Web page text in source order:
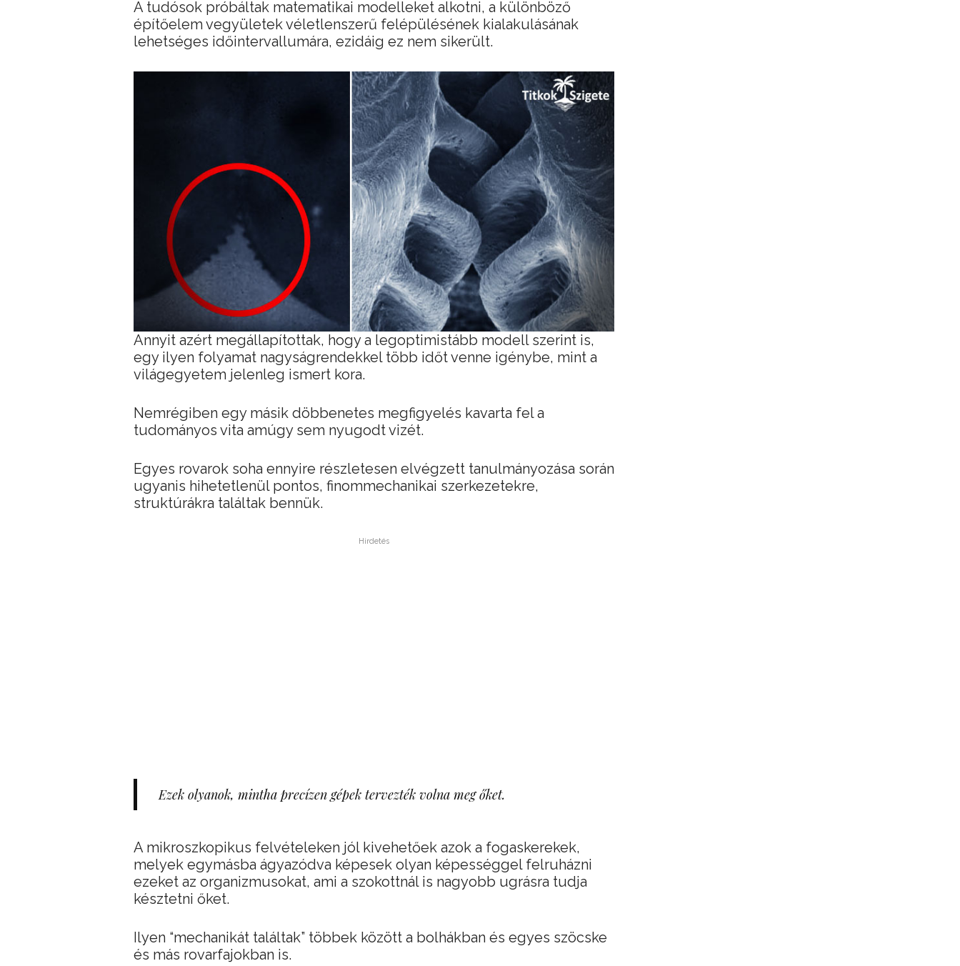
A tudósok próbáltak matematikai modelleket alkotni, a különböző
építőelem vegyületek véletlenszerű felépülésének kialakulásának
lehetséges időintervallumára, ezidáig ez nem sikerült.
Annyit azért megállapítottak, hogy a legoptimistább modell szerint is,
egy ilyen folyamat nagyságrendekkel több időt venne igénybe, mint a
világegyetem jelenleg ismert kora.
Nemrégiben egy másik döbbenetes megfigyelés kavarta fel a
tudományos vita amúgy sem nyugodt vizét.
Egyes rovarok soha ennyire részletesen elvégzett tanulmányozása során
ugyanis hihetetlenül pontos, finommechanikai szerkezetekre,
struktúrákra találtak bennük.
Hirdetés
Ezek olyanok, mintha precízen gépek tervezték volna meg őket.
A mikroszkopikus felvételeken jól kivehetőek azok a fogaskerekek,
melyek egymásba ágyazódva képesek olyan képességgel felruházni
ezeket az organizmusokat, ami a szokottnál is nagyobb ugrásra tudja
késztetni őket.
Ilyen “mechanikát találtak” többek között a bolhákban és egyes szöcske
és más rovarfajokban is.